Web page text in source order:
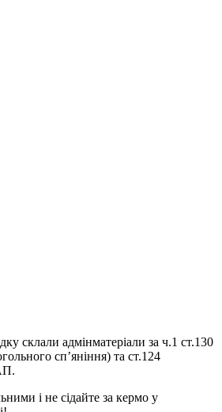
склали адмінматеріали за ч.1 ст.130
сп’яніння) та ст.124
і не сідайте за кермо у